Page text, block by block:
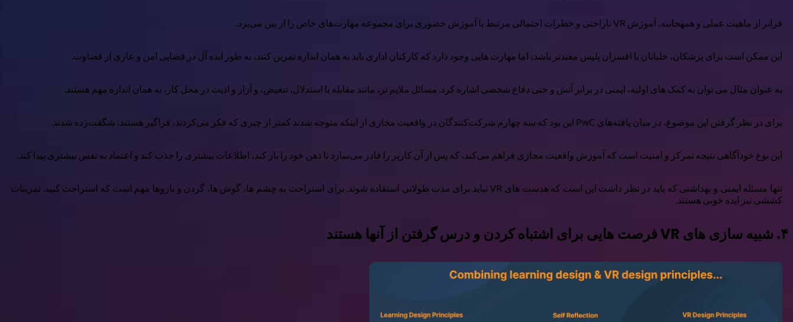
فراتر از ماهیت عملی و همهجانبه، آموزش VR ناراحتی و خطرات احتمالی مرتبط با آموزش حضوری برای مجموعه مهارت‌های خاص را از بین می‌برد.
این ممکن است برای پزشکان، خلبانان یا افسران پلیس مفیدتر باشد، اما مهارت هایی وجود دارد که کارکنان اداری باید به همان اندازه تمرین کنند، به طور ایده آل در فضایی امن و عاری از قضاوت.
به عنوان مثال می توان به کمک های اولیه، ایمنی در برابر آتش و حتی دفاع شخصی اشاره کرد. مسائل ملایم تر، مانند مقابله با استدلال، تبعیض، و آزار و اذیت در محل کار، به همان اندازه مهم هستند.
برای در نظر گرفتن این موضوع، در میان یافته‌های PwC این بود که سه چهارم شرکت‌کنندگان در واقعیت مجازی از اینکه متوجه شدند کمتر از چیزی که فکر می‌کردند، فراگیر هستند، شگفت‌زده شدند.
این نوع خودآگاهی نتیجه تمرکز و امنیت است که آموزش واقعیت مجازی فراهم می‌کند، که پس از آن کاربر را قادر می‌سازد تا ذهن خود را باز کند، اطلاعات بیشتری را جذب کند و اعتماد به نفس بیشتری پیدا کند.
تنها مسئله ایمنی و بهداشتی که باید در نظر داشت این است که هدست های VR نباید برای مدت طولانی استفاده شوند. برای استراحت به چشم ها، گوش ها، گردن و بازوها مهم است که استراحت کنید. تمرینات
کششی نیز ایده خوبی هستند.
۴. شبیه سازی های VR فرصت هایی برای اشتباه کردن و درس گرفتن از آنها هستند